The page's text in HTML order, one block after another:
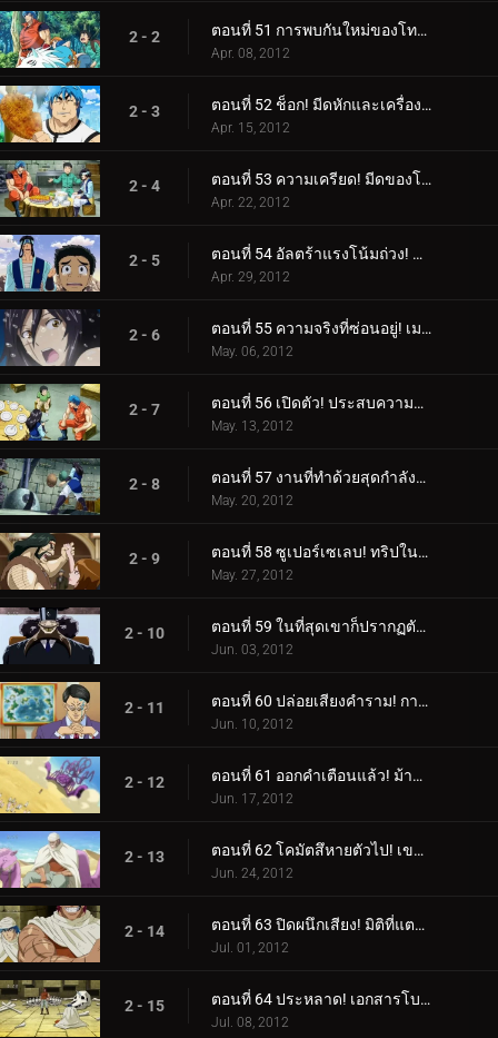
2 - 2 ตอนที่ 51 การพบกันใหม่ของโทริโกะและลูฟี่! ค้นหาผลไม้ทะเล!
Apr. 08, 2012
2 - 3 ตอนที่ 52 ช็อก! มีดหักและเครื่องลับเมลค์!
Apr. 15, 2012
2 - 4 ตอนที่ 53 ความเครียด! มีดของโทริโกะ VS มีดทำครัวของเมลค์!
Apr. 22, 2012
2 - 5 ตอนที่ 54 อัลตร้าแรงโน้มถ่วง! บุกหลุมหนัก!
Apr. 29, 2012
2 - 6 ตอนที่ 55 ความจริงที่ซ่อนอยู่! เมลค์ปรากฏตัวครั้งแรก!
May. 06, 2012
2 - 7 ตอนที่ 56 เปิดตัว! ประสบความสำเร็จในฐานะรุ่นที่สองและ Melk Stardust!
May. 13, 2012
2 - 8 ตอนที่ 57 งานที่ทำด้วยสุดกำลังของเธอ! มีดเมลค์ที่เสร็จสมบูรณ์!
May. 20, 2012
2 - 9 ตอนที่ 58 ซูเปอร์เซเลบ! ทริปในฝันกับ Gourmet Coach!
May. 27, 2012
2 - 10 ตอนที่ 59 ในที่สุดเขาก็ปรากฏตัวขึ้น! สี่กษัตริย์สวรรค์องค์สุดท้าย ม้าลาย!
Jun. 03, 2012
2 - 11 ตอนที่ 60 ปล่อยเสียงคำราม! การปล่อยตัวม้าลายอาญาประณาม!
Jun. 10, 2012
2 - 12 ตอนที่ 61 ออกคำเตือนแล้ว! ม้าลายแลนด์บนสวนทราย!
Jun. 17, 2012
2 - 13 ตอนที่ 62 โคมัตสึหายตัวไป! เขาวงกตทะเลทรายปีศาจ!
Jun. 24, 2012
2 - 14 ตอนที่ 63 ปิดผนึกเสียง! มิติที่แตกต่างของกูร์เมต์พีระมิด!
Jul. 01, 2012
2 - 15 ตอนที่ 64 ประหลาด! เอกสารโบราณลึกลับและสิ่งมีชีวิตในโลงศพ!
Jul. 08, 2012